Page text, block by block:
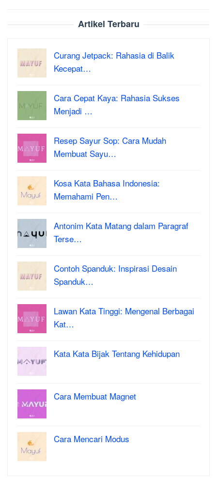
Artikel Terbaru
Curang Jetpack: Rahasia di Balik
Kecepat…
Cara Cepat Kaya: Rahasia Sukses
Menjadi …
Resep Sayur Sop: Cara Mudah
Membuat Sayu…
Kosa Kata Bahasa Indonesia:
Memahami Pen…
Antonim Kata Matang dalam Paragraf
Terse…
Contoh Spanduk: Inspirasi Desain
Spanduk…
Lawan Kata Tinggi: Mengenal Berbagai
Kat…
Kata Kata Bijak Tentang Kehidupan
Cara Membuat Magnet
Cara Mencari Modus